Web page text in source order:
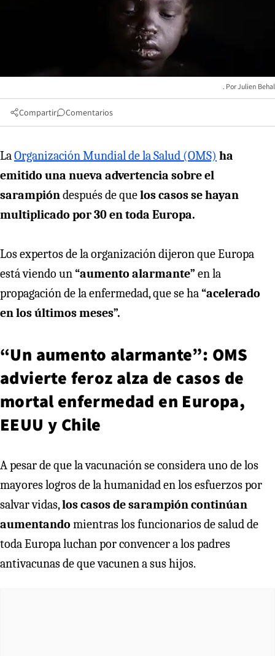
Julien Behal
Compartir Comentarios
LaOrganización Mundial de la Salud (OMS) ha
emitido una nueva advertencia sobre el
sarampióndespués de quelos casos se hayan
multiplicado por 30 en toda Europa.
Los expertos de la organización dijeron que Europa
está viendo un“aumento alarmante” en la
propagación de la enfermedad, que se ha“acelerado
en los últimos meses”.
“Un aumento alarmante”: OMS
advierte feroz alza de casos de
mortal enfermedad en Europa,
EEUU y Chile
A pesar de que la vacunación se considera uno de los
mayores logros de la humanidad en los esfuerzos por
salvar vidas,los casos de sarampión continúan
aumentando mientras los funcionarios de salud de
toda Europa luchan por convencer a los padres
antivacunas de que vacunen a sus hijos.